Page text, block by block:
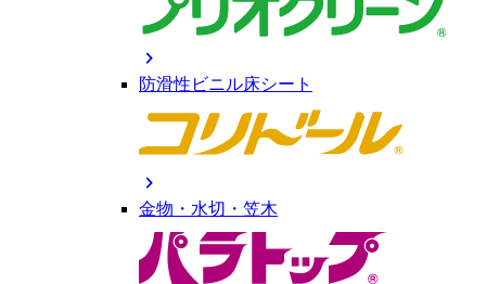
chevron_right
防滑性ビニル床シート
chevron_right
金物・水切・笠木